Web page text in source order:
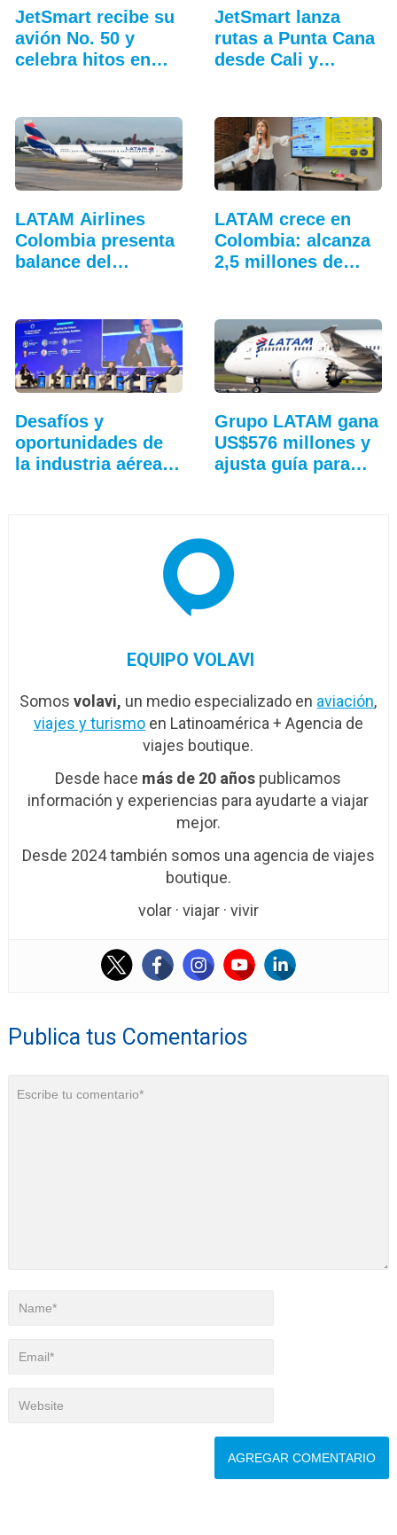
JetSmart recibe su
avión No. 50 y
celebra hitos en
JetSmart lanza
rutas a Punta Cana
desde Cali y
LATAM Airlines
Colombia presenta
balance del
LATAM crece en
Colombia: alcanza
2,5 millones de…
Desafíos y
oportunidades de
la industria aérea
Grupo LATAM gana
US$576 millones y
ajusta guía para
EQUIPO VOLAVI
Somosvolavi, un medio especializado en aviación,
viajes y turismoen Latinoamérica + Agencia de
viajes boutique.
Desde hace más de 20 años publicamos
información y experiencias para ayudarte a viajar
mejor.
Desde 2024 también somos una agencia de viajes
boutique.
volar · viajar · vivir
Publica tus Comentarios